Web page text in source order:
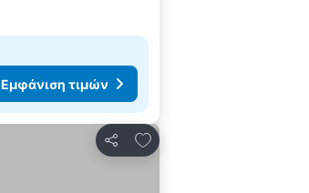
Εμφάνιση τιμών
Κοινοποίηση
Προσθήκη στα αγαπημένα